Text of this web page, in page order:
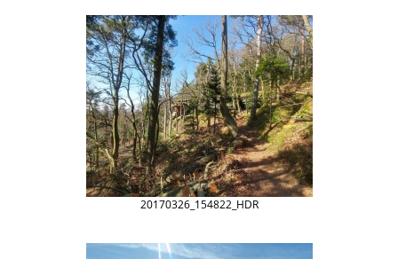
20170326_154822_HDR